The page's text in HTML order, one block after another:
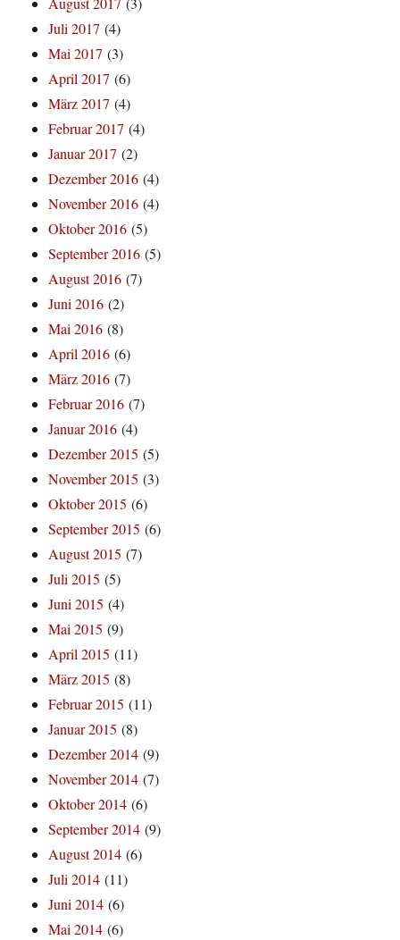
Juli 2017 (4)
Mai 2017 (3)
April 2017 (6)
März 2017 (4)
Februar 2017 (4)
Januar 2017 (2)
Dezember 2016 (4)
November 2016 (4)
Oktober 2016 (5)
September 2016 (5)
August 2016 (7)
Juni 2016 (2)
Mai 2016 (8)
April 2016 (6)
März 2016 (7)
Februar 2016 (7)
Januar 2016 (4)
Dezember 2015 (5)
November 2015 (3)
Oktober 2015 (6)
September 2015 (6)
August 2015 (7)
Juli 2015 (5)
Juni 2015 (4)
Mai 2015 (9)
April 2015 (11)
März 2015 (8)
Februar 2015 (11)
Januar 2015 (8)
Dezember 2014 (9)
November 2014 (7)
Oktober 2014 (6)
September 2014 (9)
August 2014 (6)
Juli 2014 (11)
Juni 2014 (6)
Mai 2014 (6)